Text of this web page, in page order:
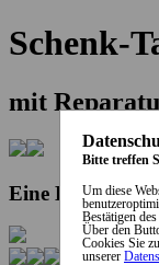
Schenk-
mit
Eine
Bitte treffen
Um diese
Bestätigen
Über den
Cookies Sie
unserer